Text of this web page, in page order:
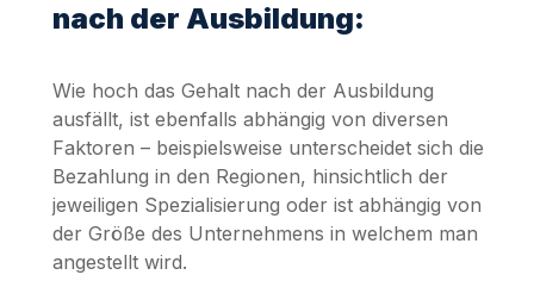
nach der Ausbildung:
Wie hoch das Gehalt nach der Ausbildung
ausfällt, ist ebenfalls abhängig von diversen
Faktoren – beispielsweise unterscheidet sich die
Bezahlung in den Regionen, hinsichtlich der
jeweiligen Spezialisierung oder ist abhängig von
der Größe des Unternehmens in welchem man
angestellt wird.